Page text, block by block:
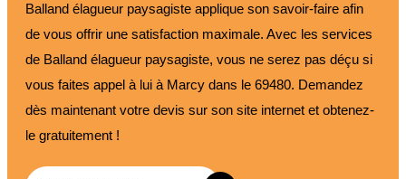
Balland élagueur paysagiste applique son savoir-faire afin
de vous offrir une satisfaction maximale. Avec les services
de Balland élagueur paysagiste, vous ne serez pas déçu si
vous faites appel à lui à Marcy dans le 69480. Demandez
dès maintenant votre devis sur son site internet et obtenez-
le gratuitement !